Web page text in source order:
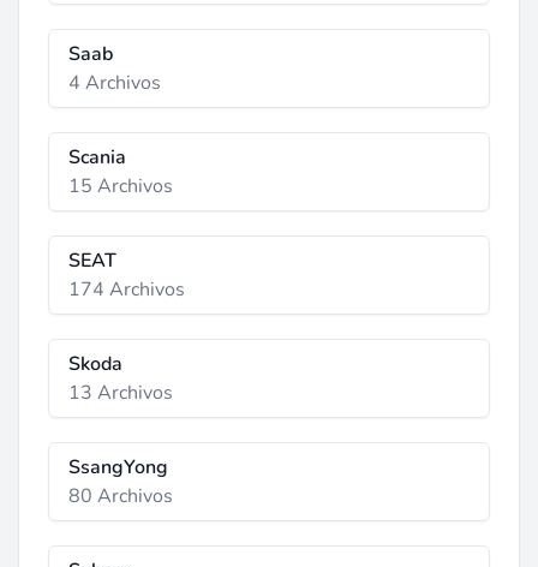
Saab
4 Archivos
Scania
15 Archivos
SEAT
174 Archivos
Skoda
13 Archivos
SsangYong
80 Archivos